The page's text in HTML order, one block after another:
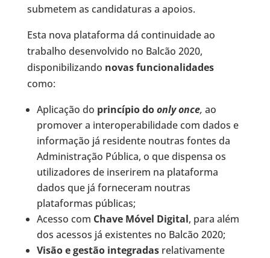
submetem as candidaturas a apoios.
Esta nova plataforma dá continuidade ao
trabalho desenvolvido no Balcão 2020,
disponibilizando novas funcionalidades
como:
Aplicação do princípio doonly once, ao
promover a interoperabilidade com dados e
informação já residente noutras fontes da
Administração Pública, o que dispensa os
utilizadores de inserirem na plataforma
dados que já forneceram noutras
plataformas públicas;
Acesso com Chave Móvel Digital, para além
dos acessos já existentes no Balcão 2020;
Visão e gestão integradasrelativamente